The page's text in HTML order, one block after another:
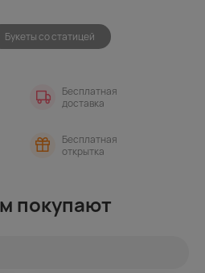
Букеты со статицей
Бесплатная
доставка
Бесплатная
открытка
покупают